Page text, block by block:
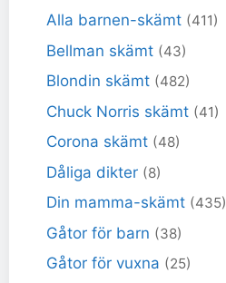
Alla barnen-skämt (411)
Bellman skämt (43)
Blondin skämt (482)
Chuck Norris skämt (41)
Corona skämt (48)
Dåliga dikter (8)
Din mamma-skämt (435)
Gåtor för barn (38)
Gåtor för vuxna (25)